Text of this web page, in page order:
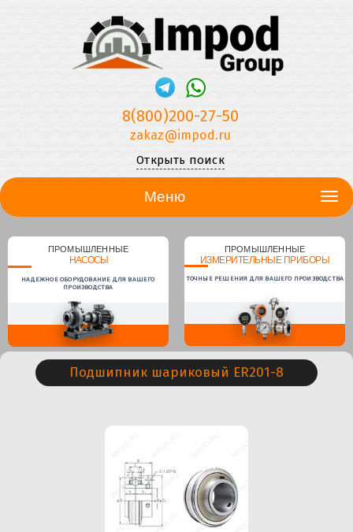
8(800)200-27-50
zakaz@impod.ru
Открыть поиск
Меню
ПРОМЫШЛЕННЫЕ
НАСОСЫ
НАДЕЖНОЕ ОБОРУДОВАНИЕ ДЛЯ ВАШЕГО
ПРОИЗВОДСТВА
ПРОМЫШЛЕННЫЕ
ИЗМЕРИТЕЛЬНЫЕ ПРИБОРЫ
ТОЧНЫЕ РЕШЕНИЯ ДЛЯ ВАШЕГО ПРОИЗВОДСТВА
Подшипник шариковый ER201-8